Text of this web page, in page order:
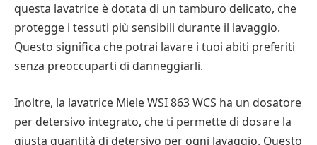
questa lavatrice è dotata di un tamburo delicato, che
protegge i tessuti più sensibili durante il lavaggio.
Questo significa che potrai lavare i tuoi abiti preferiti
senza preoccuparti di danneggiarli.
Inoltre, la lavatrice Miele WSI 863 WCS ha un dosatore
per detersivo integrato, che ti permette di dosare la
giusta quantità di detersivo per ogni lavaggio. Questo